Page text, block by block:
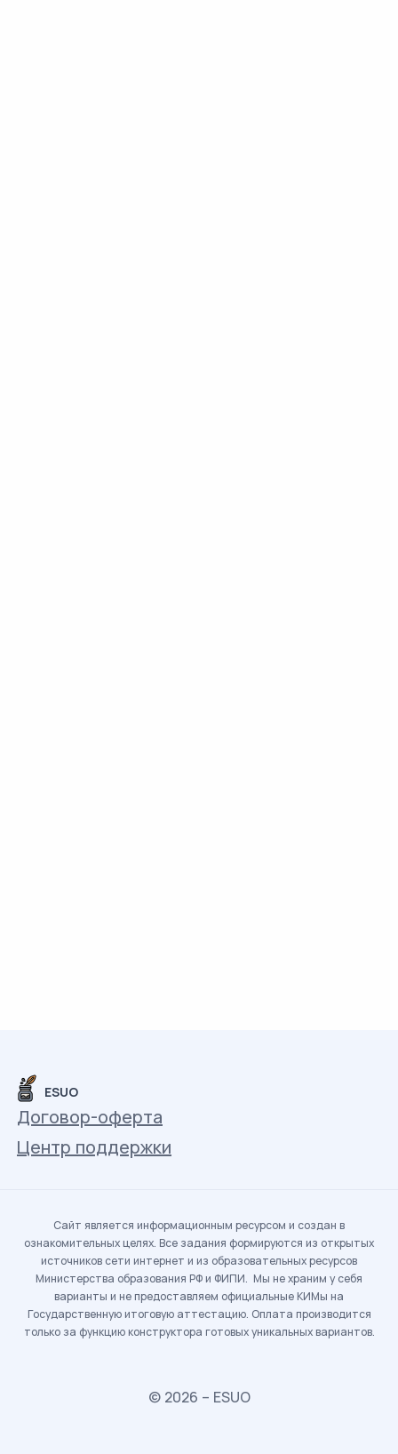
ESUO
Договор-оферта
Центр поддержки
Сайт является информационным ресурсом и создан в
ознакомительных целях. Все задания формируются из открытых
источников сети интернет и из образовательных ресурсов
Министерства образования РФ и ФИПИ. Мы не храним у себя
варианты и не предоставляем официальные КИМы на
Государственную итоговую аттестацию. Оплата производится
только за функцию конструктора готовых уникальных вариантов.
© 2026 – ESUO